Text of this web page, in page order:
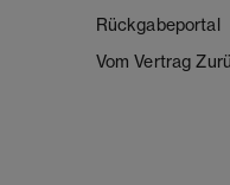
Rückgabeportal
Vom Vertrag